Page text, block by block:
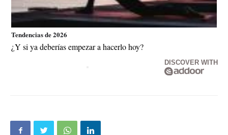
Tendencias de 2026
¿Y si ya deberías empezar a hacerlo hoy?
DISCOVER WITH